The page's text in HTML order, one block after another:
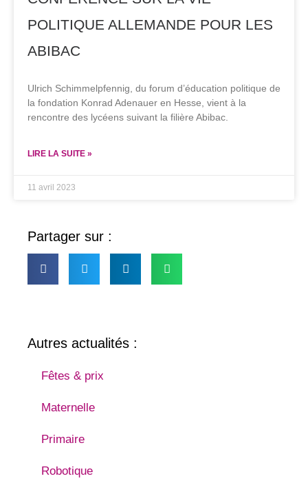
POLITIQUE ALLEMANDE POUR LES
ABIBAC
Ulrich Schimmelpfennig, du forum d’éducation politique de
la fondation Konrad Adenauer en Hesse, vient à la
rencontre des lycéens suivant la filière Abibac.
LIRE LA SUITE »
11 avril 2023
Partager sur :
Autres actualités :
Fêtes & prix
Maternelle
Primaire
Robotique